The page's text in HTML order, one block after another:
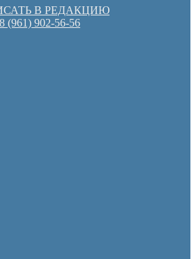
В РЕДАКЦИЮ
8 (961) 902-56-56